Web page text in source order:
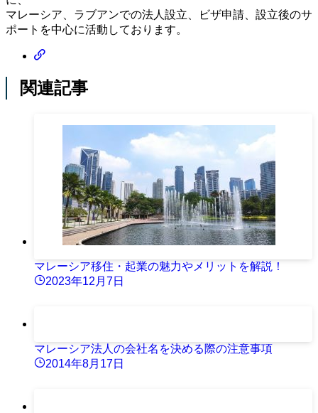
マレーシア、ラブアンでの法人設立、ビザ申請、設立後のサ
ポートを中心に活動しております。
関連記事
マレーシア移住・起業の魅力やメリットを解説！
2023年12月7日
マレーシア法人の会社名を決める際の注意事項
2014年8月17日